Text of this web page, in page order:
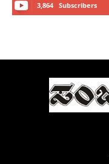
3,864 Subscribers